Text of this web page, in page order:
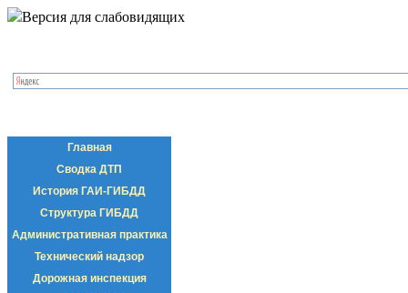
Версия для слабовидящих
Главная
Сводка ДТП
История ГАИ-ГИБДД
Структура ГИБДД
Административная практика
Технический надзор
Дорожная инспекция